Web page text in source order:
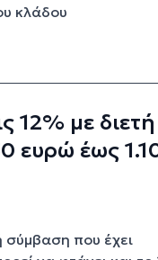
κλάδου
12% με διετή
ευρώ έως
σύμβαση που έχει